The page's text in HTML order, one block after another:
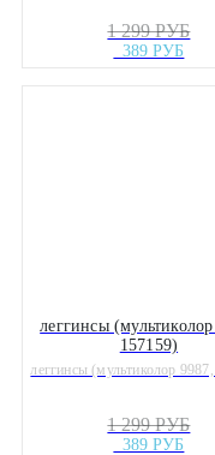
1 299 РУБ
389 РУБ
леггинсы (мультиколор
157159)
леггинсы (мультиколор
1 299 РУБ
389 РУБ